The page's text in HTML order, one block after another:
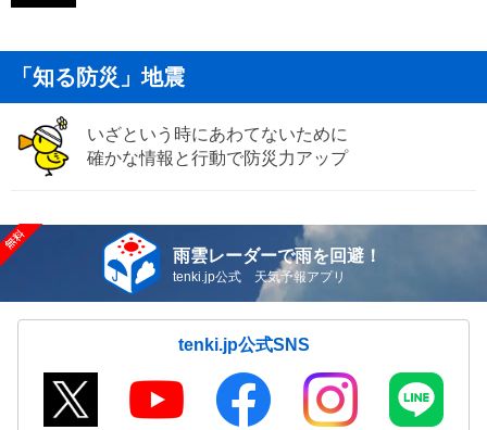
「知る防災」地震
いざという時にあわてないために
確かな情報と行動で防災力アップ
雨雲レーダーで雨を回避！
tenki.jp公式 天気予報アプリ
tenki.jp公式SNS